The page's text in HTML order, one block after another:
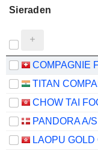
Sieraden
TITAN
PANDORA A/S
LAOPU GOLD